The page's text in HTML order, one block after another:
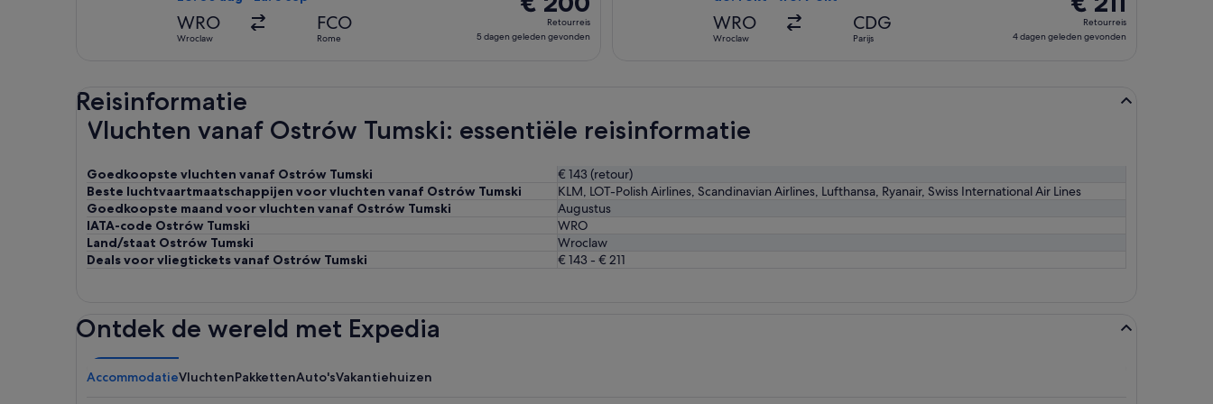
WRO
Wroclaw
FCO
Rome
Retourreis,
5
Retourreis
5 dagen geleden gevonden
WRO
Wroclaw
CDG
Parijs
Retourreis,
4
Retourreis
4 dagen geleden gevonden
Reisinformatie
Vluchten vanaf Ostrów Tumski: essentiële reisinformatie
Goedkoopste vluchten vanaf Ostrów Tumski
€ 143 (retour)
Beste luchtvaartmaatschappijen voor vluchten vanaf Ostrów Tumski
KLM, LOT-Polish Airlines, Scandinavian Airlines, Lufthansa, Ryanair, Swiss International Air Lines
Goedkoopste maand voor vluchten vanaf Ostrów Tumski
Augustus
IATA-code Ostrów Tumski
WRO
Land/staat Ostrów Tumski
Wroclaw
Deals voor vliegtickets vanaf Ostrów Tumski
€ 143 - € 211
Ontdek de wereld met Expedia
AccommodatieVluchtenPakkettenAuto'sVakantiehuizen